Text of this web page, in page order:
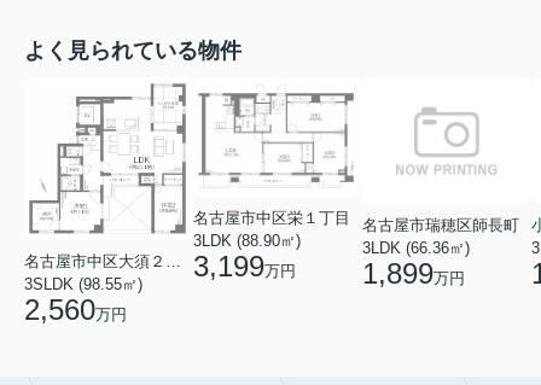
よく見られている物件
3SLDK (98.55㎡)
2,560万円
名古屋市中区栄１丁目
3LDK (88.90㎡)
3,199万円
名古屋市瑞穂区師長町
3LDK (66.36㎡)
1,899万円